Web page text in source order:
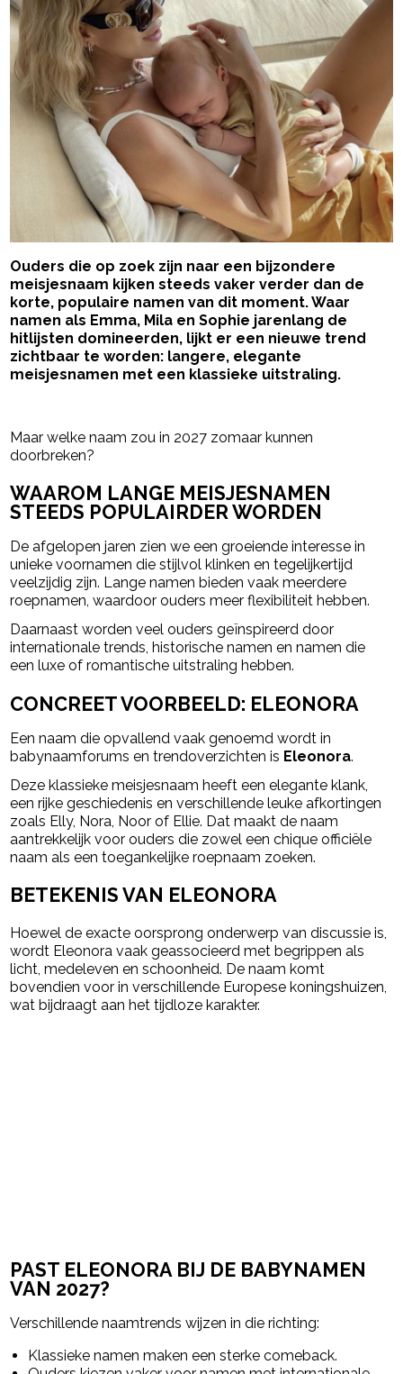
Ouders die op zoek zijn naar een bijzondere
meisjesnaam kijken steeds vaker verder dan de
korte, populaire namen van dit moment. Waar
namen als Emma, Mila en Sophie jarenlang de
hitlijsten domineerden, lijkt er een nieuwe trend
zichtbaar te worden: langere, elegante
meisjesnamen met een klassieke uitstraling.
Maar welke naam zou in 2027 zomaar kunnen
doorbreken?
WAAROM LANGE MEISJESNAMEN
STEEDS POPULAIRDER WORDEN
De afgelopen jaren zien we een groeiende interesse in
unieke voornamen die stijlvol klinken en tegelijkertijd
veelzijdig zijn. Lange namen bieden vaak meerdere
roepnamen, waardoor ouders meer flexibiliteit hebben.
Daarnaast worden veel ouders geïnspireerd door
internationale trends, historische namen en namen die
een luxe of romantische uitstraling hebben.
CONCREET VOORBEELD: ELEONORA
Een naam die opvallend vaak genoemd wordt in
babynaamforums en trendoverzichten is Eleonora.
Deze klassieke meisjesnaam heeft een elegante klank,
een rijke geschiedenis en verschillende leuke afkortingen
zoals Elly, Nora, Noor of Ellie. Dat maakt de naam
aantrekkelijk voor ouders die zowel een chique officiële
naam als een toegankelijke roepnaam zoeken.
BETEKENIS VAN ELEONORA
Hoewel de exacte oorsprong onderwerp van discussie is,
wordt Eleonora vaak geassocieerd met begrippen als
licht, medeleven en schoonheid. De naam komt
bovendien voor in verschillende Europese koningshuizen,
wat bijdraagt aan het tijdloze karakter.
PAST ELEONORA BIJ DE BABYNAMEN
VAN 2027?
Verschillende naamtrends wijzen in die richting:
Klassieke namen maken een sterke comeback.